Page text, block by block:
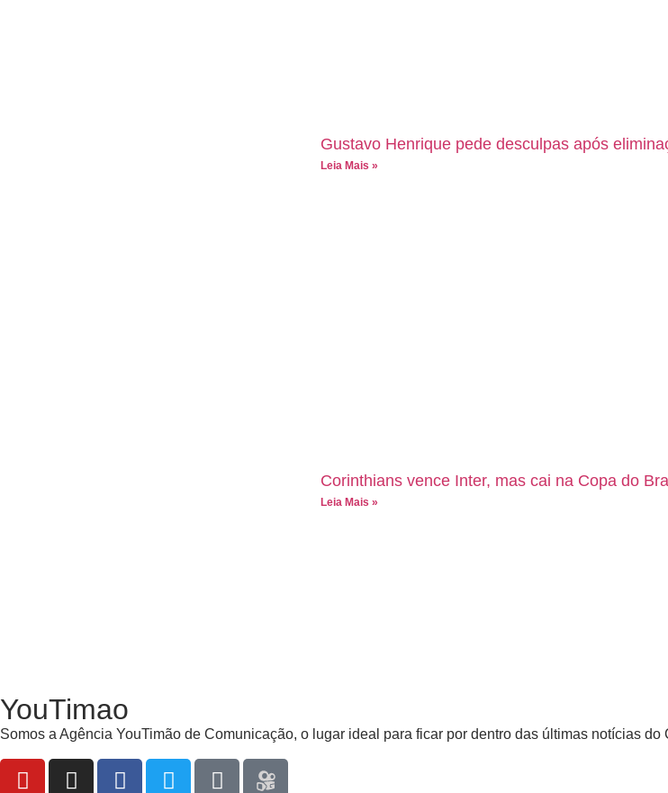
Gustavo Henrique pede desculpas após
Leia Mais »
Corinthians vence Inter, mas cai na Copa do
Leia Mais »
YouTimao
Somos a Agência YouTimão de Comunicação, o lugar ideal para ficar por dentro das últimas notícias